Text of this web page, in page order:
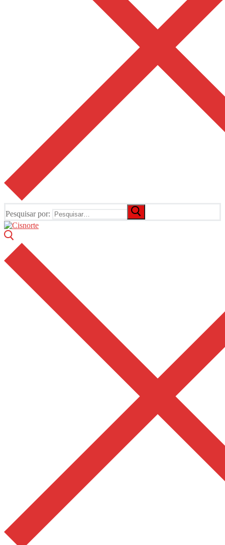
Pesquisar por: